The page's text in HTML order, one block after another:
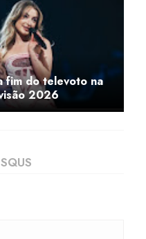
fim do televoto na
2026